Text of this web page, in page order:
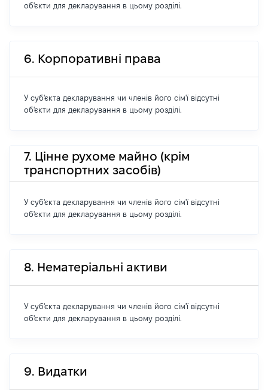
об'єкти для декларування в цьому розділі.
6. Корпоративні права
У суб'єкта декларування чи членів його сім'ї відсутні
об'єкти для декларування в цьому розділі.
7. Цінне рухоме майно (крім
транспортних засобів)
У суб'єкта декларування чи членів його сім'ї відсутні
об'єкти для декларування в цьому розділі.
8. Нематеріальні активи
У суб'єкта декларування чи членів його сім'ї відсутні
об'єкти для декларування в цьому розділі.
9. Видатки